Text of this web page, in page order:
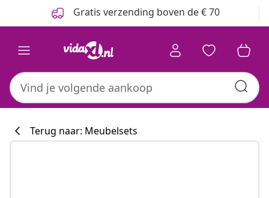
Gratis verzending boven de € 70
Terug naar: Meubelsets